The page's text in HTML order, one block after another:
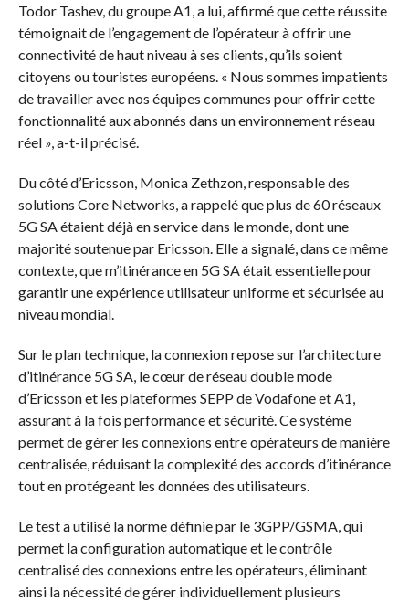
Todor Tashev, du groupe A1, a lui, affirmé que cette réussite
témoignait de l’engagement de l’opérateur à offrir une
connectivité de haut niveau à ses clients, qu’ils soient
citoyens ou touristes européens. « Nous sommes impatients
de travailler avec nos équipes communes pour offrir cette
fonctionnalité aux abonnés dans un environnement réseau
réel », a-t-il précisé.
Du côté d’Ericsson, Monica Zethzon, responsable des
solutions Core Networks, a rappelé que plus de 60 réseaux
5G SA étaient déjà en service dans le monde, dont une
majorité soutenue par Ericsson. Elle a signalé, dans ce même
contexte, que m’itinérance en 5G SA était essentielle pour
garantir une expérience utilisateur uniforme et sécurisée au
niveau mondial.
Sur le plan technique, la connexion repose sur l’architecture
d’itinérance 5G SA, le cœur de réseau double mode
d’Ericsson et les plateformes SEPP de Vodafone et A1,
assurant à la fois performance et sécurité. Ce système
permet de gérer les connexions entre opérateurs de manière
centralisée, réduisant la complexité des accords d’itinérance
tout en protégeant les données des utilisateurs.
Le test a utilisé la norme définie par le 3GPP/GSMA, qui
permet la configuration automatique et le contrôle
centralisé des connexions entre les opérateurs, éliminant
ainsi la nécessité de gérer individuellement plusieurs